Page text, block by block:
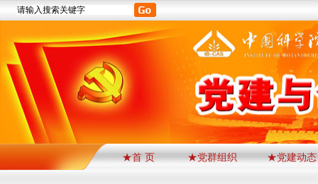
★首 页 ★党群组织 ★党建动态